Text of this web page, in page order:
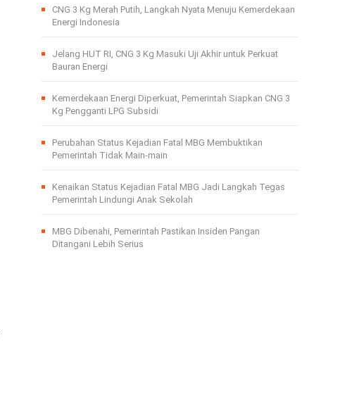
CNG 3 Kg Merah Putih, Langkah Nyata Menuju Kemerdekaan
Energi Indonesia
Jelang HUT RI, CNG 3 Kg Masuki Uji Akhir untuk Perkuat
Bauran Energi
Kemerdekaan Energi Diperkuat, Pemerintah Siapkan CNG 3
Kg Pengganti LPG Subsidi
Perubahan Status Kejadian Fatal MBG Membuktikan
Pemerintah Tidak Main-main
Kenaikan Status Kejadian Fatal MBG Jadi Langkah Tegas
Pemerintah Lindungi Anak Sekolah
MBG Dibenahi, Pemerintah Pastikan Insiden Pangan
Ditangani Lebih Serius